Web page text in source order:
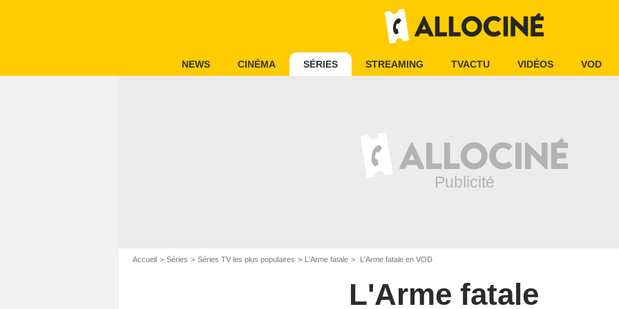
NEWS CINÉMA SÉRIES STREAMING TVACTU VIDÉOS VOD
Accueil Séries Séries TV les plus populaires L'Arme fatale L'Arme fatale en VOD
L'Arme fatale